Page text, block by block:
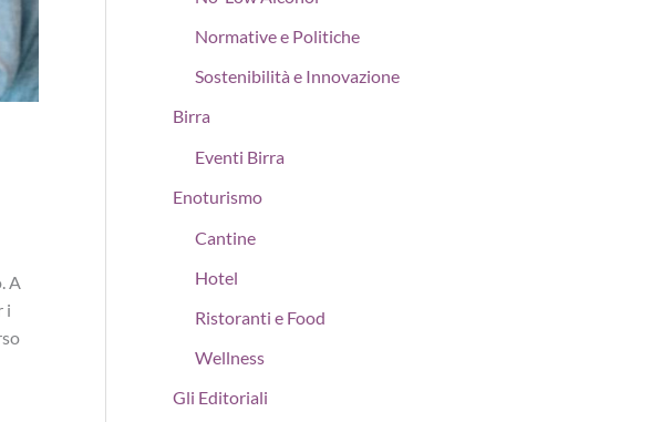
A
i
Normative e Politiche
Sostenibilità e Innovazione
Birra
Eventi Birra
Enoturismo
Cantine
Hotel
Ristoranti e Food
Wellness
Gli Editoriali